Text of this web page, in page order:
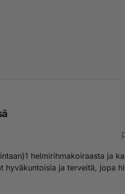
helmirihmakoiraasta ja
hyväkuntoisia ja terveitä, jopa